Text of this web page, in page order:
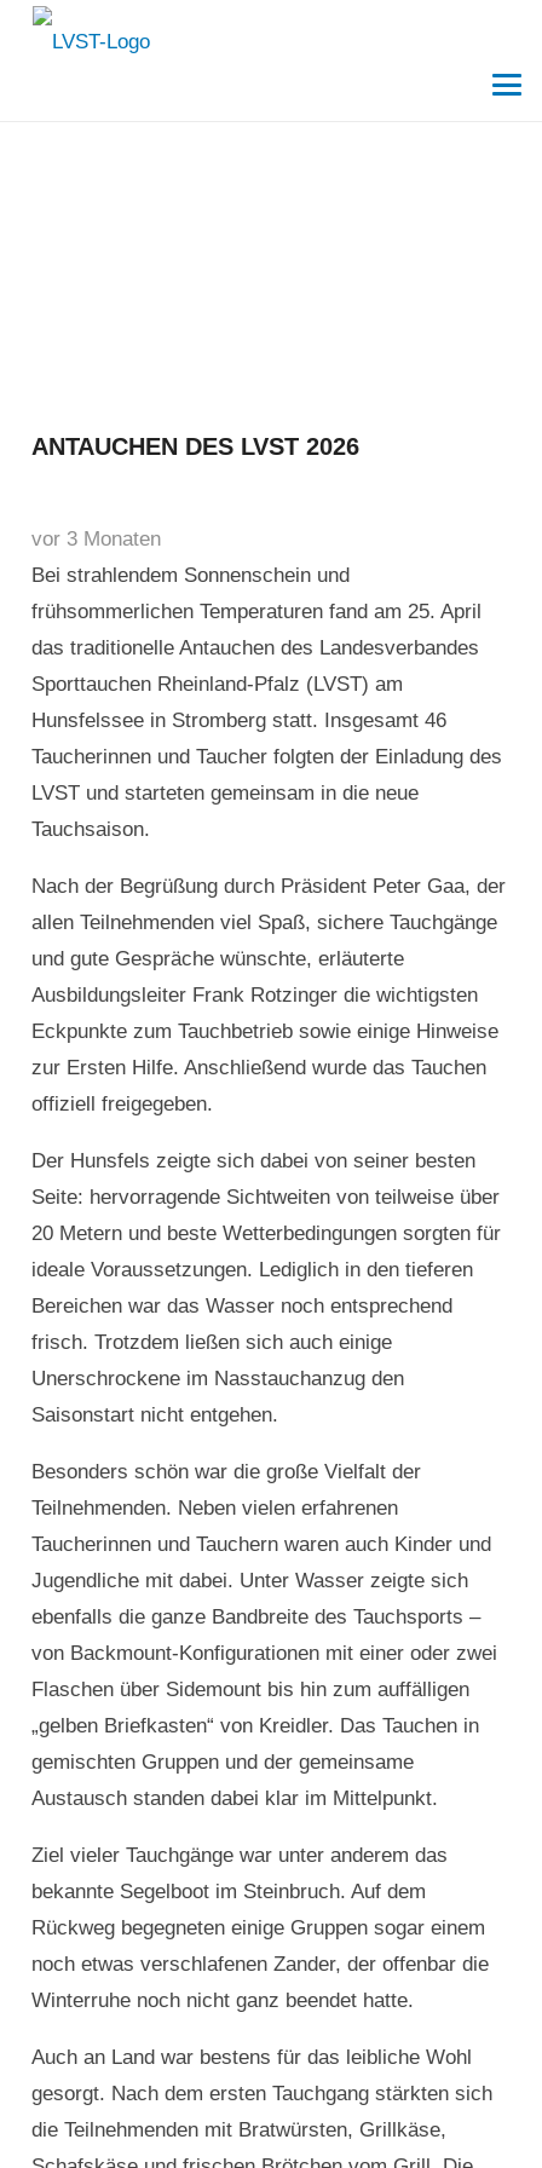
ANTAUCHEN DES LVST 2026
vor 3 Monaten
Bei strahlendem Sonnenschein und
frühsommerlichen Temperaturen fand am 25. April
das traditionelle Antauchen des Landesverbandes
Sporttauchen Rheinland-Pfalz (LVST) am
Hunsfelssee in Stromberg statt. Insgesamt 46
Taucherinnen und Taucher folgten der Einladung des
LVST und starteten gemeinsam in die neue
Tauchsaison.
Nach der Begrüßung durch Präsident Peter Gaa, der
allen Teilnehmenden viel Spaß, sichere Tauchgänge
und gute Gespräche wünschte, erläuterte
Ausbildungsleiter Frank Rotzinger die wichtigsten
Eckpunkte zum Tauchbetrieb sowie einige Hinweise
zur Ersten Hilfe. Anschließend wurde das Tauchen
offiziell freigegeben.
Der Hunsfels zeigte sich dabei von seiner besten
Seite: hervorragende Sichtweiten von teilweise über
20 Metern und beste Wetterbedingungen sorgten für
ideale Voraussetzungen. Lediglich in den tieferen
Bereichen war das Wasser noch entsprechend
frisch. Trotzdem ließen sich auch einige
Unerschrockene im Nasstauchanzug den
Saisonstart nicht entgehen.
Besonders schön war die große Vielfalt der
Teilnehmenden. Neben vielen erfahrenen
Taucherinnen und Tauchern waren auch Kinder und
Jugendliche mit dabei. Unter Wasser zeigte sich
ebenfalls die ganze Bandbreite des Tauchsports –
von Backmount-Konfigurationen mit einer oder zwei
Flaschen über Sidemount bis hin zum auffälligen
„gelben Briefkasten“ von Kreidler. Das Tauchen in
gemischten Gruppen und der gemeinsame
Austausch standen dabei klar im Mittelpunkt.
Ziel vieler Tauchgänge war unter anderem das
bekannte Segelboot im Steinbruch. Auf dem
Rückweg begegneten einige Gruppen sogar einem
noch etwas verschlafenen Zander, der offenbar die
Winterruhe noch nicht ganz beendet hatte.
Auch an Land war bestens für das leibliche Wohl
gesorgt. Nach dem ersten Tauchgang stärkten sich
die Teilnehmenden mit Bratwürsten, Grillkäse,